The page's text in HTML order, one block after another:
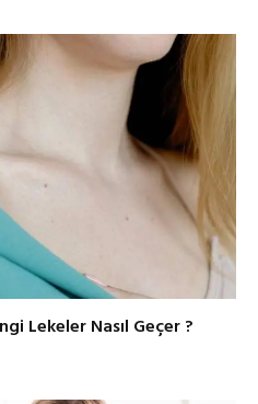
Lekeler Nasıl Geçer ?